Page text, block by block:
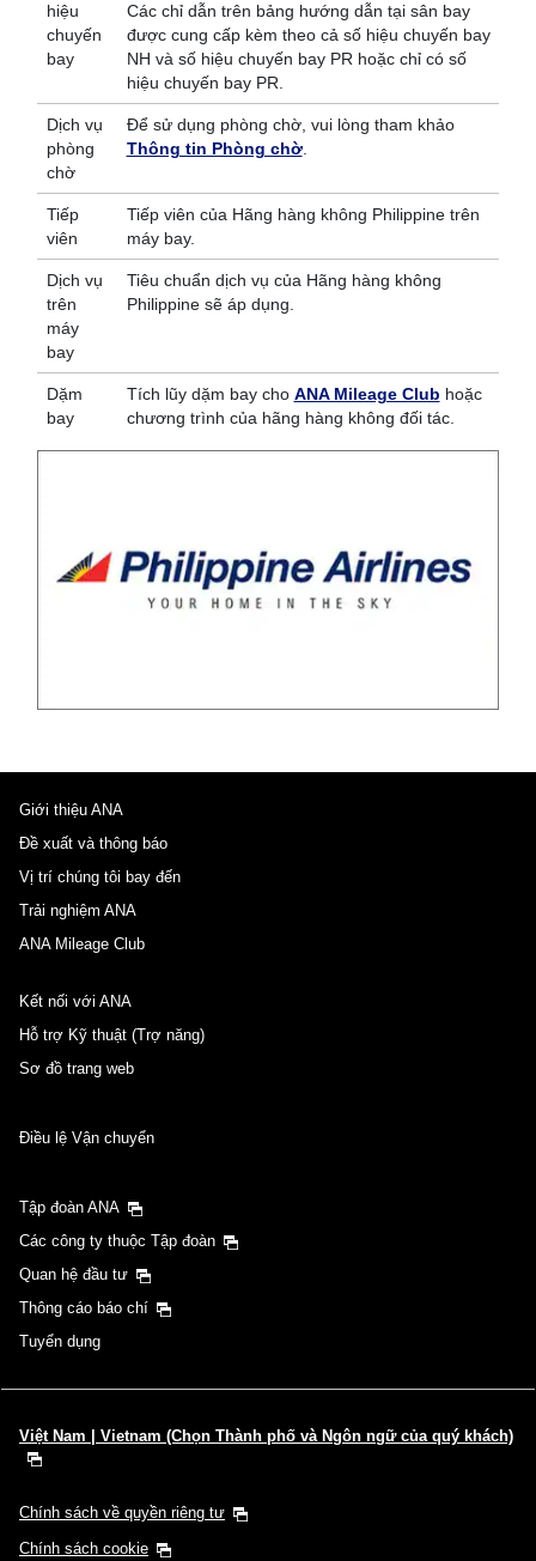
hiệu
chuyến
bay
Các chỉ dẫn trên bảng hướng dẫn tại sân bay
được cung cấp kèm theo cả số hiệu chuyến bay
NH và số hiệu chuyến bay PR hoặc chỉ có số
hiệu chuyến bay PR.
Dịch vụ
phòng
chờ
Để sử dụng phòng chờ, vui lòng tham khảo
Thông tin Phòng chờ.
Tiếp
viên
Tiếp viên của Hãng hàng không Philippine trên
máy bay.
Dịch vụ
trên
máy
bay
Tiêu chuẩn dịch vụ của Hãng hàng không
Philippine sẽ áp dụng.
Dặm
bay
Tích lũy dặm bay cho ANA Mileage Club hoặc
chương trình của hãng hàng không đối tác.
Giới thiệu ANA
Đề xuất và thông báo
Vị trí chúng tôi bay đến
Trải nghiệm ANA
ANA Mileage Club
Kết nối với ANA
Hỗ trợ Kỹ thuật (Trợ năng)
Sơ đồ trang web
Điều lệ Vận chuyển
Tập đoàn ANA
Các công ty thuộc Tập đoàn
Quan hệ đầu tư
Thông cáo báo chí
Tuyển dụng
Việt Nam | Vietnam (Chọn Thành phố và Ngôn ngữ của quý khách)
Chính sách về quyền riêng tư
Chính sách cookie